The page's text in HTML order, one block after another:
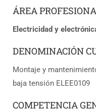
ÁREA
Electricidad y
DENOMINACIÓN
Montaje y
baja tensión ELEE0109
COMPETENCIA